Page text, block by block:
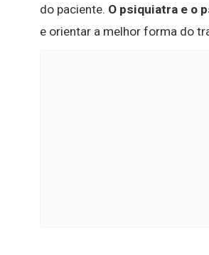
do paciente. O psiquiatra e o
e orientar a melhor forma do